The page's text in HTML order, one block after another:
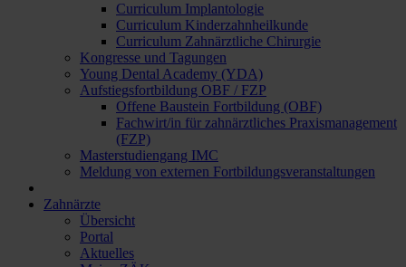
Curriculum Implantologie
Curriculum Kinderzahnheilkunde
Curriculum Zahnärztliche Chirurgie
Kongresse und Tagungen
Young Dental Academy (YDA)
Aufstiegsfortbildung OBF / FZP
Offene Baustein Fortbildung (OBF)
Fachwirt/in für zahnärztliches Praxismanagement
(FZP)
Masterstudiengang IMC
Meldung von externen Fortbildungsveranstaltungen
Zahnärzte
Übersicht
Portal
Aktuelles